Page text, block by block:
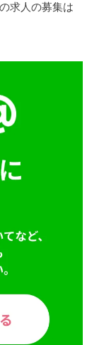
求人の募集は